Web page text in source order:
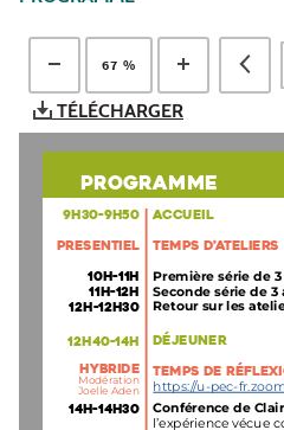
67 %
TÉLÉCHARGER
ACCUEIL
TEMPS
PREMIÈRE SÉRIE
SECONDE SÉRIE
RETOUR SUR
DÉJEUNER
TEMPS DE
HTTPS://U-PEC-
CONFÉRENCE
L’EXPÉRIENCE
9H30-9H50
PRESENTIEL
10H-11H
11H-12H
12H-12H30
12H40-14H
HYBRIDE
MODÉRATION
JOELLE ADEN
14H-14H30
PROGRAMME